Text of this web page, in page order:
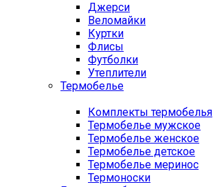
Джерси
Веломайки
Куртки
Флисы
Футболки
Утеплители
Термобелье
Комплекты термобелья
Термобелье мужское
Термобелье женское
Термобелье детское
Термобелье меринос
Термоноски